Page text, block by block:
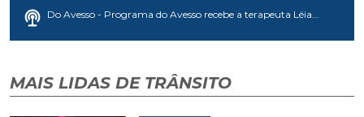
Do Avesso - Programa do Avesso recebe a terapeuta Léia...
MAIS LIDAS DE TRÂNSITO